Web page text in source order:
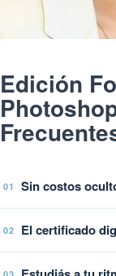
Edición
01 Sin costos
02 El certificado